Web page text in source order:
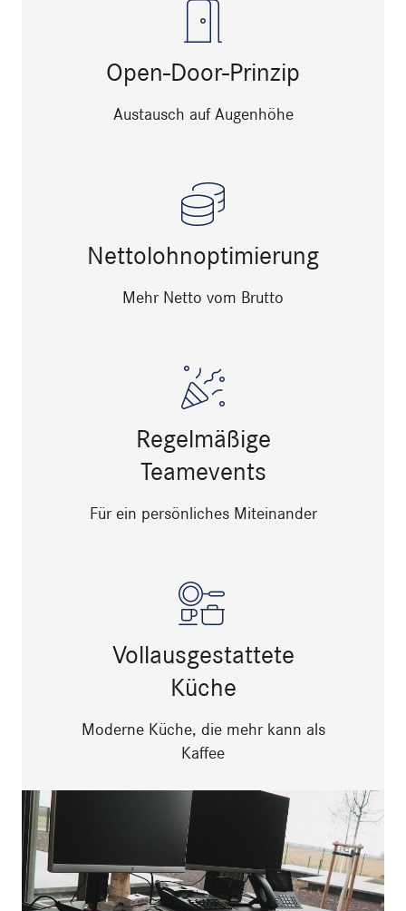
Open-Door-Prinzip
Austausch auf Augenhöhe
Nettolohnoptimierung
Mehr Netto vom Brutto
Regelmäßige
Teamevents
Für ein persönliches Miteinander
Vollausgestattete
Küche
Moderne Küche, die mehr kann als
Kaffee